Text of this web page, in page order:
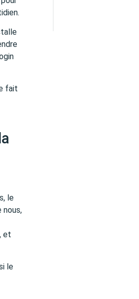
fait
le
nous,
et
le